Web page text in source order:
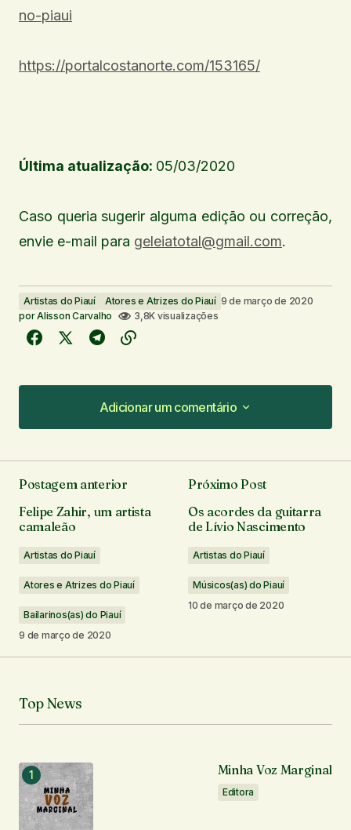
no-piaui
https://portalcostanorte.com/153165/
Última atualização: 05/03/2020
Caso queria sugerir alguma edição ou correção,
envie e-mail para geleiatotal@gmail.com.
Artistas do Piauí Atores e Atrizes do Piauí 9 de março de 2020
porAlisson Carvalho 3,8K visualizações
Adicionar um comentário
Adicionar um comentário
O seu endereço de e-mail não será publicado.
Campos obrigatórios são marcados com*
Comentário
Seu nome*
Seu e-mail
Notifique-me sobre novas publicações por e-mail.
Postagem anterior
Felipe Zahir, um artista
camaleão
Artistas do Piauí
Atores e Atrizes do Piauí
Bailarinos(as) do Piauí
9 de março de 2020
Próximo Post
Os acordes da guitarra
de Lívio Nascimento
Artistas do Piauí
Músicos(as) do Piauí
10 de março de 2020
Top News
Minha Voz Marginal
Editora